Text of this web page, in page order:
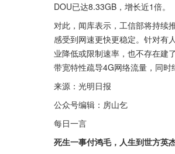
DOU已达8.33GB，增长近1倍。
对此，闻库表示，工信部将持续
感受到网速更快更稳定。针对有
业降低或限制速率，也不存在建
带宽特性疏导4G网络流量，同时
来源：光明日报
公众号编辑：房山乞
每日一言
死生一事付鸿毛，人生到世方